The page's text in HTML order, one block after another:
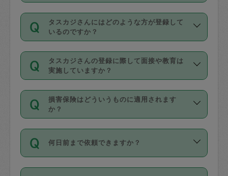
なお、タスカジさんの交通費も、依頼料
金のご請求と合わせてお支払いとなりま
動計算で表示されます。
（例：毎週定期の場合は３回以上のキャ
ンセルが有償（1200円、隔週定期の場合
は２回以上のキャンセルが有償（1200
・ＡＭ ９時～１２時
・ＰＭ １３時～１６時
・夜 １８時～２１時
開始時間を２時間前後変更することが可
能です。依頼送信後、個別にタスカジさ
んにメッセージを送り調整してくださ
い。ただし、２時間を越えての調整はで
時間も被らない場合、損害保険の対象外
掃除、整理収納、洗濯、買い物、料理、
作り置きです。タスカジさんによってで
きる仕事の範囲が異なりますので、依頼
する前にタスカジさんのプロフィールで
確認してください。
基本的に、高所での作業や危険作業、屋
外での作業は対象外です。
タスカジさんにはどのような方が登録して
いるのですか？
主婦として長年の家事経験をお持ちの
方、栄養士・調理師といった資格者で保
育園や学校の給食やレストランで料理関
係の専門職に従事されていた方、日本で
すでにハウスキーパーや英語の先生とし
てお仕事をしているフィリピン出身の
社員など様々なバックグラウンドの方が
登録しています。
タスカジさんの登録に際して面接や教育は
実施していますか？
応募の際に、各自事務局との面接と説明
を行っています。その後、身分証明書の
写真提出をしていただいています。外国
確認しています。タスカジさんトレーニ
ング動画を使ったセルフトレーニングの
損害保険はどういうものに適用されます
か？
依頼者とタスカジさんとの間でタスカジ
を通して成立した作業時間内での作業に
適用されます。作業範囲は、掃除、洗
何日前まで依頼できますか？
ご依頼は、現在を起点に3日後（72時間